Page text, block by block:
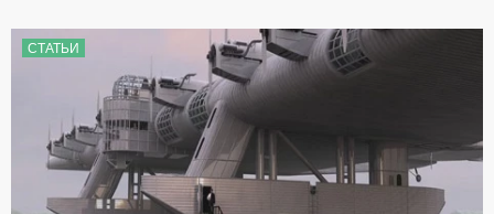
СТАТЬИ